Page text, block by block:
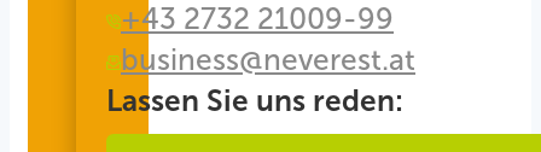
+43 2732 21009-99
business@neverest.at
Lassen Sie uns reden: